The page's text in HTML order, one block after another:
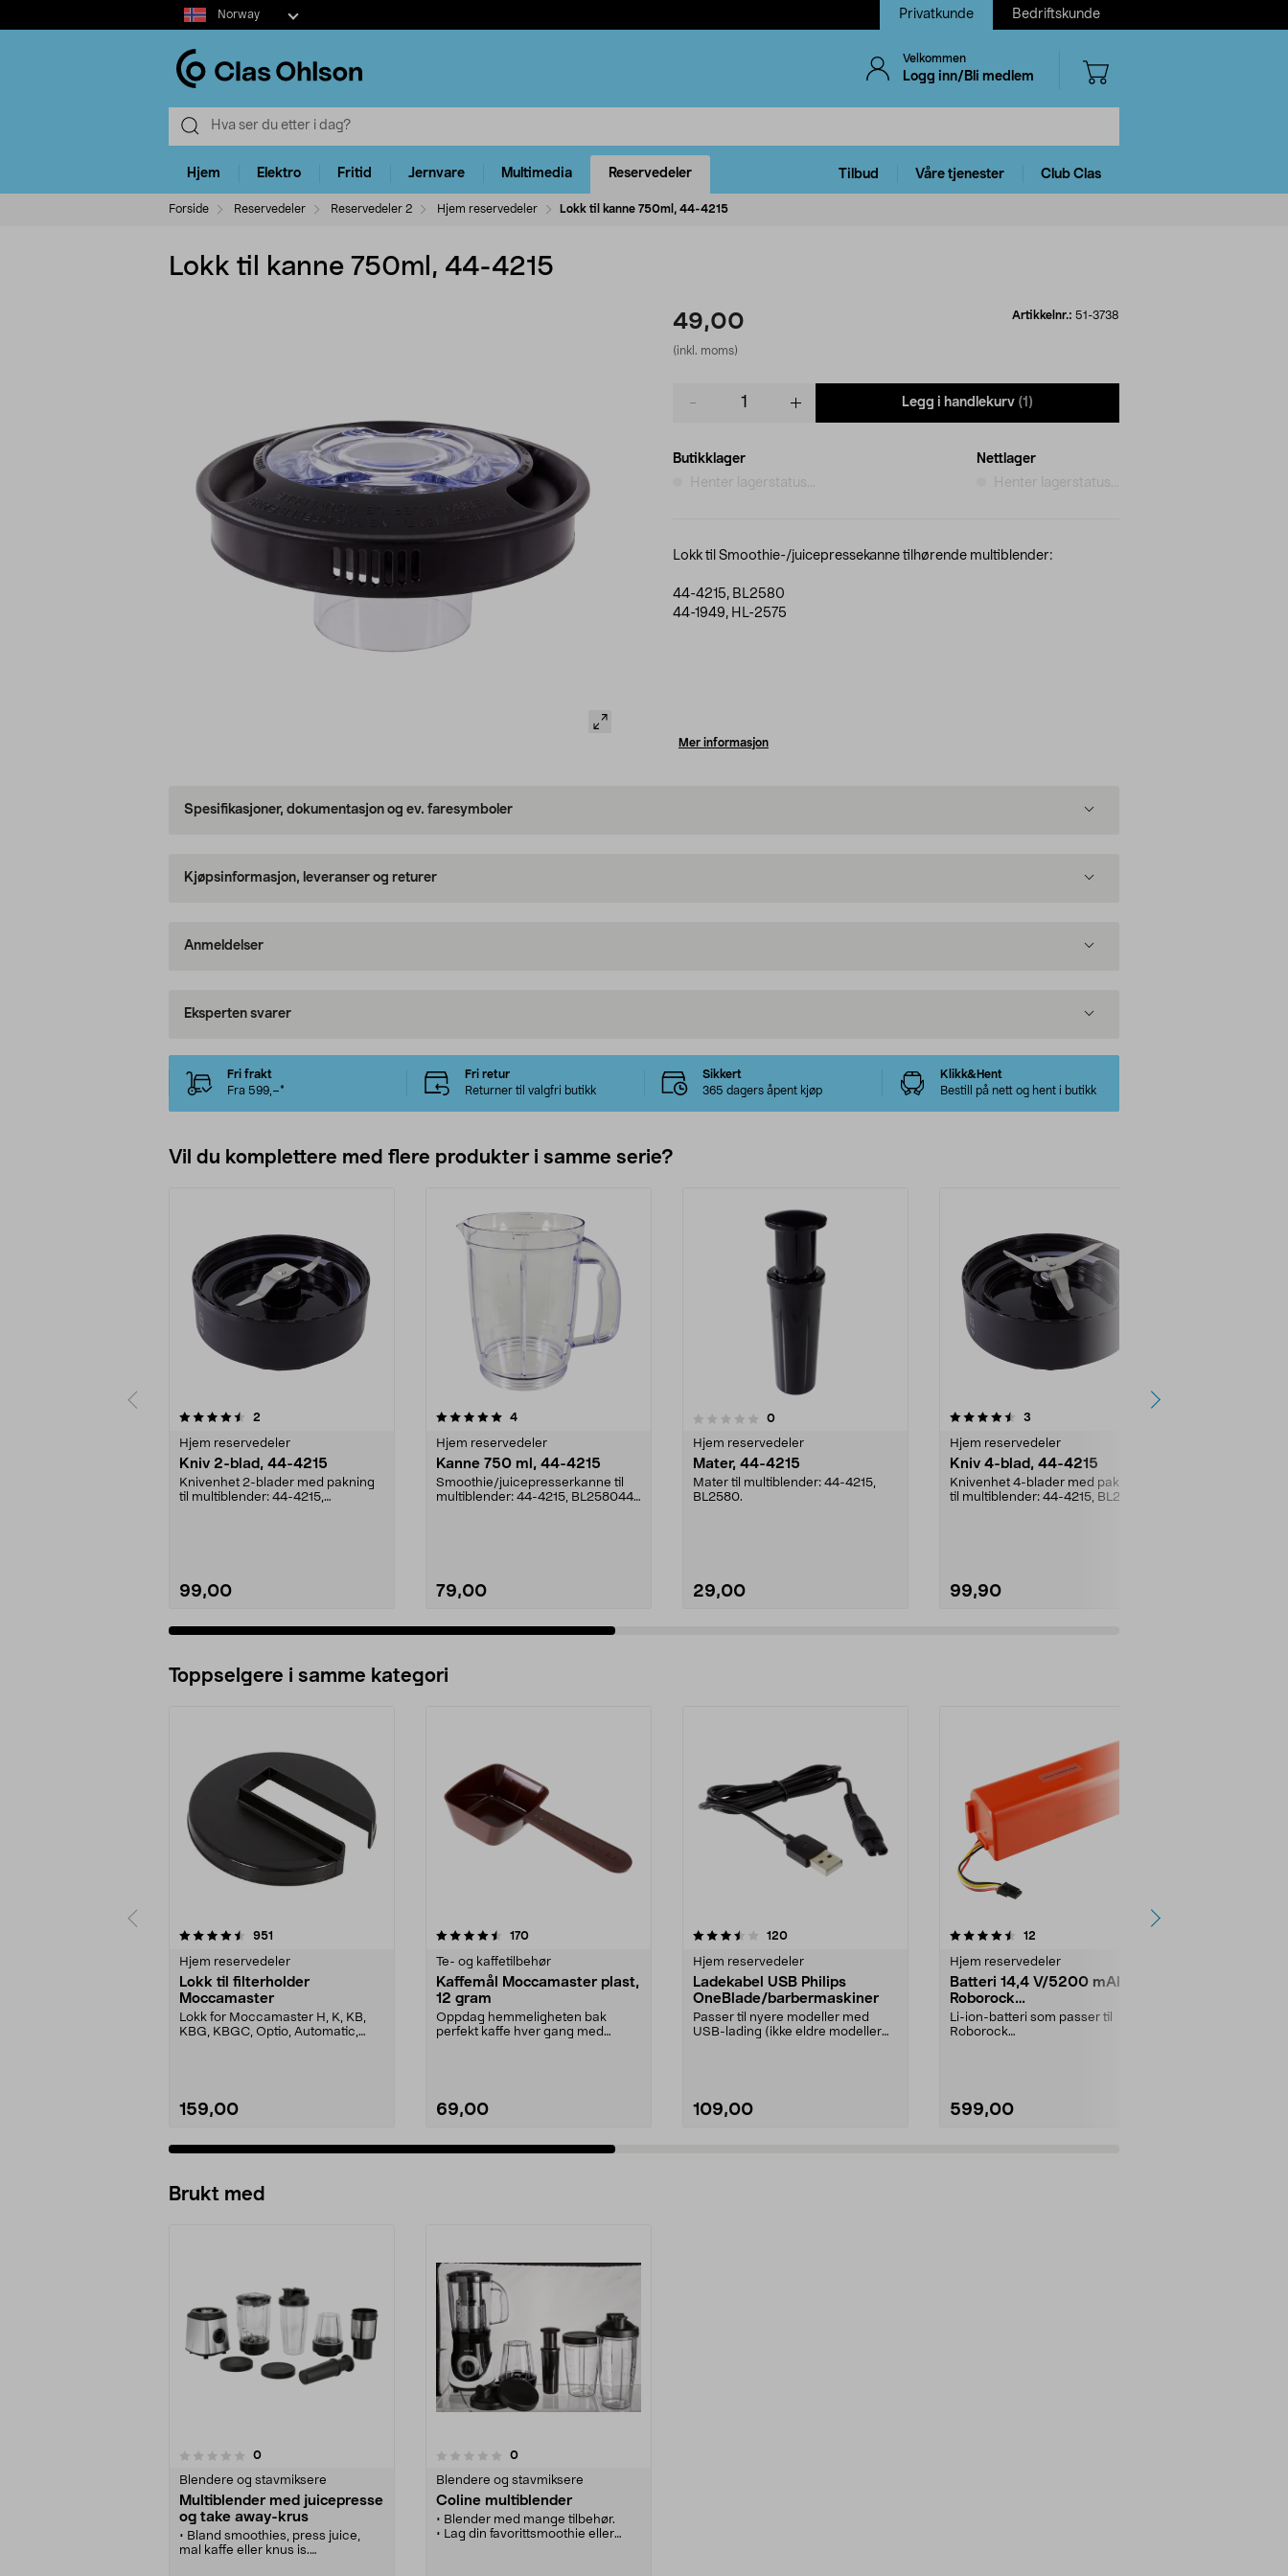
Select
market
Norway Privatkunde Bedriftskunde
Velkommen
Logg inn/Bli medlem
Hjem Elektro Fritid Jernvare Multimedia Reservedeler Tilbud Våre tjenester Club Clas
Forside Reservedeler Reservedeler 2 Hjem reservedeler Lokk til kanne 750ml, 44-4215
Lokk til kanne 750ml, 44-4215
49,00
(inkl. moms)
Artikkelnr.: 51-3738
Legg i handlekurv (1)
Butikklager
Henter lagerstatus...
Nettlager
Henter lagerstatus...
Lokk til Smoothie-/juicepressekanne tilhørende multiblender:
44-4215, BL2580
44-1949, HL-2575
Mer informasjon
Spesifikasjoner, dokumentasjon og ev. faresymboler
Kjøpsinformasjon, leveranser og returer
Anmeldelser
Eksperten svarer
Fri frakt
Fra 599,–*
Fri retur
Returner til valgfri butikk
Sikkert
365 dagers åpent kjøp
Klikk&Hent
Bestill på nett og hent i butikk
Vil du komplettere med flere produkter i samme serie?
2
Hjem reservedeler
Kniv 2-blad, 44-4215
Knivenhet 2-blader med pakning
til multiblender: 44-4215,
99,00
5.0av 5 stjerner 4anmeldelser
Hjem reservedeler
Kanne 750 ml, 44-4215
Smoothie/juicepresserkanne til
multiblender: 44-4215, BL258044-
79,00
0.0 av 5 stjerner 0anmeldelser
Hjem reservedeler
Mater, 44-4215
Mater til multiblender: 44-4215,
BL2580.
29,00
4.5av 5 stjerner 3
Hjem reservedeler
Kniv 4-blad, 44-4215
Knivenhet 4-blader med pakning
til multiblender: 44-4215, BL25802
99,90
5.0av 5 stjerner
Toppselgere i samme kategori
951
Hjem reservedeler
Lokk til filterholder
Moccamaster
Lokk for Moccamaster H, K, KB,
KBG, KBGC, Optio, Automatic,
159,00
4.5 av 5 stjerner 170anmeldelser
Te- og kaffetilbehør
Kaffemål Moccamaster plast,
12 gram
Oppdag hemmeligheten bak
perfekt kaffe hver gang med
69,00
3.5 av 5 stjerner 120anmeldelser
Hjem reservedeler
Ladekabel USB Philips
OneBlade/barbermaskiner
Passer til nyere modeller med
USB-lading (ikke eldre modeller
109,00
4.5 av 5 stjerner 12
Hjem reservedeler
Batteri 14,4 V/5200 mAh til
Roborock
S5/S6/S7/S8/Q7/E4/E5
Li-ion-batteri som passer til
Roborock
599,00
4.0 av 5 stjerner
Brukt med
0anmeldelser
Blendere og stavmiksere
Multiblender med juicepresse
og take away-krus
• Bland smoothies, press juice,
mal kaffe eller knus is.
0.0 av 5 stjerner 0anmeldelser
Blendere og stavmiksere
Coline multiblender
• Blender med mange tilbehør.
• Lag din favorittsmoothie eller